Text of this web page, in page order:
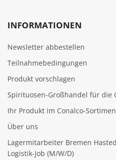
INFORMATIONEN
Newsletter abbestellen
Teilnahmebedingungen
Produkt vorschlagen
Spirituosen-Großhandel für die
Ihr Produkt im Conalco-
Über uns
Lagermitarbeiter Bremen
Logistik-Job (M/W/D)